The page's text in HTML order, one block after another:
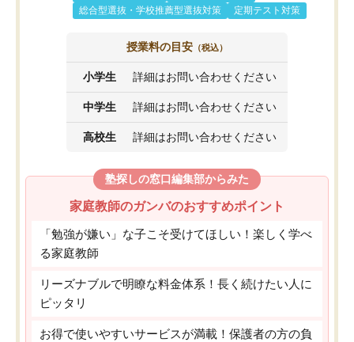
総合型選抜・学校推薦型選抜対策
定期テスト対策
授業料の目安 （税込）
小学生 詳細はお問い合わせください
中学生 詳細はお問い合わせください
高校生 詳細はお問い合わせください
塾探しの窓口編集部からみた
家庭教師のガンバのおすすめポイント
「勉強が嫌い」な子こそ受けてほしい！楽しく学べ
る家庭教師
リーズナブルで明瞭な料金体系！長く続けたい人に
ピッタリ
お得で使いやすいサービスが満載！保護者の方の負